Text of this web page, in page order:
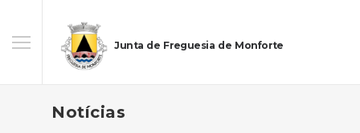
Junta de Freguesia de Monforte
Notícias